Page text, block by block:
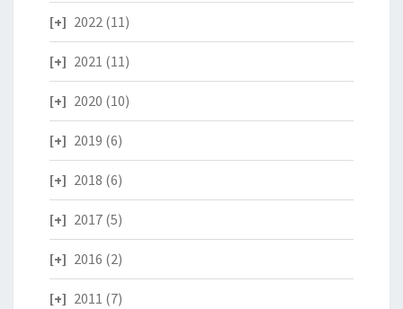
2022 (11)
2021 (11)
2020 (10)
2019 (6)
2018 (6)
2017 (5)
2016 (2)
2011 (7)